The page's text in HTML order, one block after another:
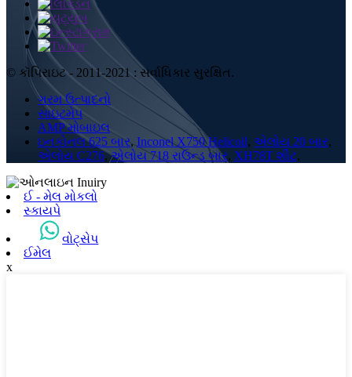
© કૉપિરાઇટ - 2011-2021 : સર્વાધિકાર સુરક્ષિત.
ગરમ ઉત્પાદનો
સાઇટમેપ
AMP મોબાઇલ
ઇનકોનલ 625 બાર, Inconel X750 Helicoil, એલોય 20 બાર,
એલોય C276,એલોય 718 રાઉન્ડ બાર, XH78T શીટ,
ઈ - મેલ મોકલો
સ્કાયપે
વોટ્સેપ
ઈમેલ
x